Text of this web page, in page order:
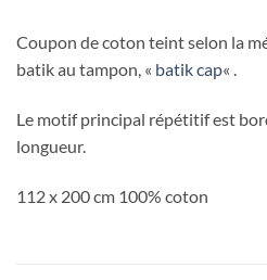
Coupon de coton teint selon la
batik au tampon, « batik cap« .
Le motif principal répétitif est
longueur.
112 x 200 cm 100% coton